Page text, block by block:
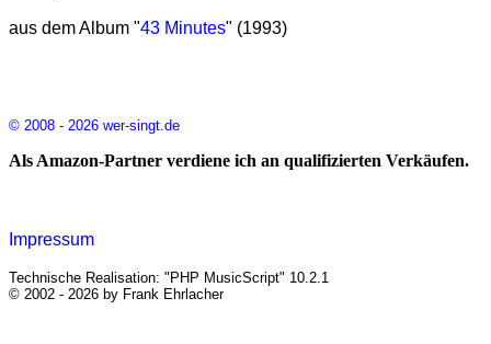
aus dem Album "43 Minutes" (1993)
© 2008 - 2026 wer-singt.de
Als Amazon-Partner verdiene ich an qualifizierten Verkäufen.
Impressum
Technische Realisation: "PHP MusicScript" 10.2.1
© 2002 - 2026 by Frank Ehrlacher